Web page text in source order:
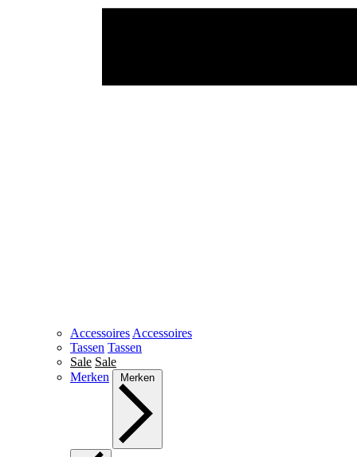
Accessoires Accessoires
Tassen Tassen
Sale Sale
Merken
Merken